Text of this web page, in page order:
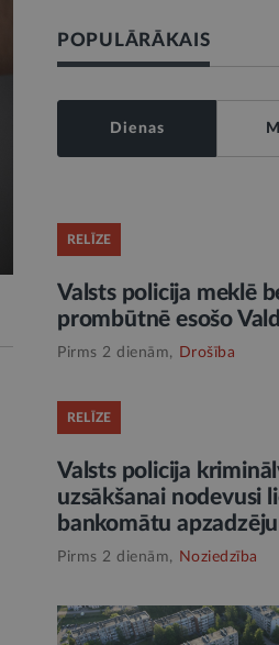
POPULĀRĀKAIS
Dienas
RELĪZE
Valsts policija meklē
prombūtnē esošo
Pirms 2 dienām, Drošība
RELĪZE
Valsts policija
uzsākšanai nodevusi
bankomātu apzadzēju
Pirms 2 dienām, Noziedzība